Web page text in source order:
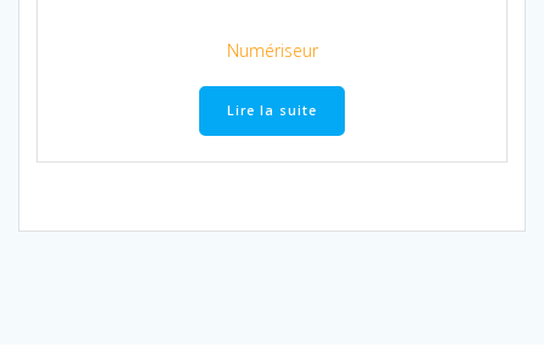
Numériseur
Lire la suite